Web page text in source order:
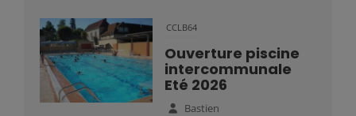
CCLB64
Ouverture piscine
intercommunale
Eté 2026
Bastien